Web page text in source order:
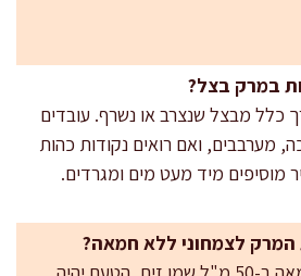
במרק בצל?
כלל מבצל שנצרב או נשרף. עובדים
מערבבים, ואם רואים נקודות כהות
מוסיפים מיד מעט מים ומגרדים.
לצמחוני ללא חמאה?